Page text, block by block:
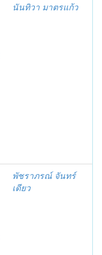
นันทิวา มาตรแก้ว
พัชราภรณ์ จันทร์
เดียว